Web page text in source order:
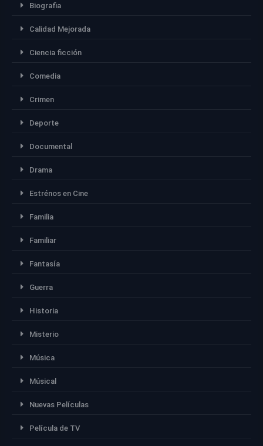
Biografia
Calidad Mejorada
Ciencia ficción
Comedia
Crimen
Deporte
Documental
Drama
Estrénos en Cine
Familia
Familiar
Fantasía
Guerra
Historia
Misterio
Música
Músical
Nuevas Películas
Película de TV